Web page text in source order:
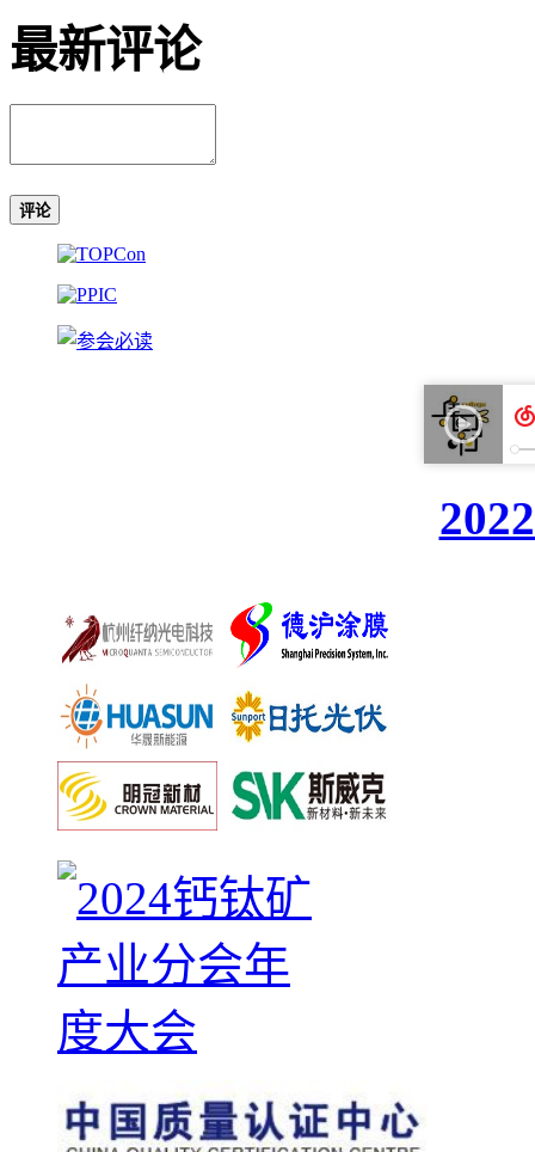
最新评论
评论